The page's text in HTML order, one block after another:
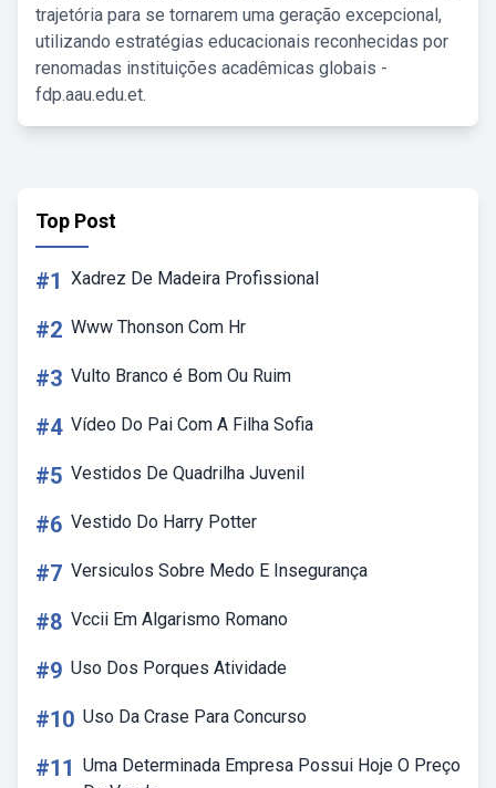
trajetória para se tornarem uma geração excepcional,
utilizando estratégias educacionais reconhecidas por
renomadas instituições acadêmicas globais -
fdp.aau.edu.et.
Top Post
#1 Xadrez De Madeira Profissional
#2 Www Thonson Com Hr
#3 Vulto Branco é Bom Ou Ruim
#4 Vídeo Do Pai Com A Filha Sofia
#5 Vestidos De Quadrilha Juvenil
#6 Vestido Do Harry Potter
#7 Versiculos Sobre Medo E Insegurança
#8 Vccii Em Algarismo Romano
#9 Uso Dos Porques Atividade
#10 Uso Da Crase Para Concurso
#11 Uma Determinada Empresa Possui Hoje O Preço